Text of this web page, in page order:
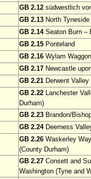
GB 2.12 südwestlich
GB 2.13 North
GB 2.14Seaton Burn –
GB 2.15 Ponteland
GB 2.16 Wylam
GB 2.17 Newcastle
GB 2.21 Derwent
GB 2.22 Lanchester
Durham)
GB 2.23 Brandon/
GB 2.24Deerness
GB 2.26 Waskerley
(County Durham)
GB 2.27 Consett and
Washington (Tyne and